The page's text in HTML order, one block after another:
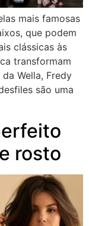
mais famosas
que podem
clássicas às
transformam
Wella, Fredy
são uma
rosto